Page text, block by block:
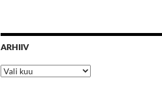
ARHIIV
Arhiiv